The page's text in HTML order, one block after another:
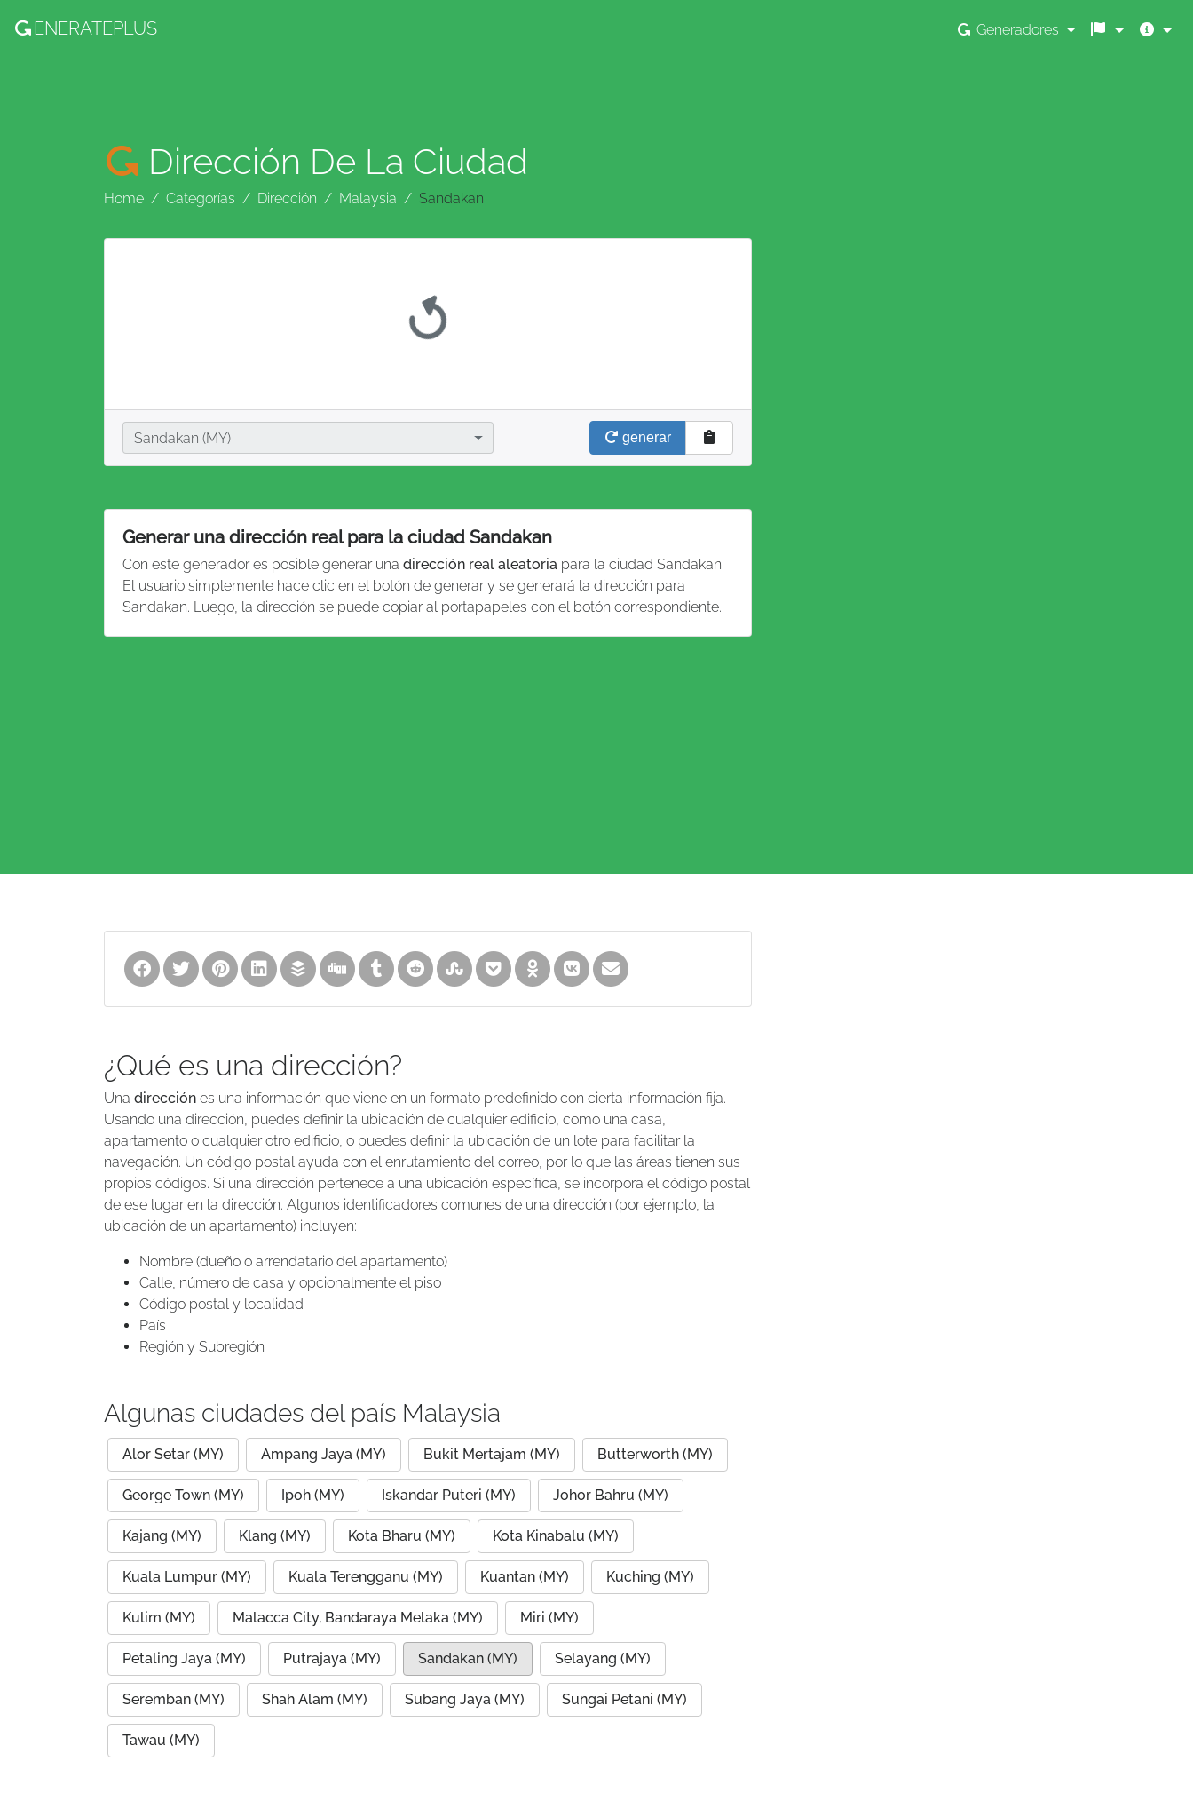
ENERATEPLUS Generadores
Dirección De La Ciudad
Home Categorías Dirección Malaysia Sandakan
Ciudad
Sandakan (MY)
generar
Generar una dirección real para la ciudad Sandakan
Con este generador es posible generar una dirección real aleatoria para la ciudad Sandakan.
El usuario simplemente hace clic en el botón de generar y se generará la dirección para
Sandakan. Luego, la dirección se puede copiar al portapapeles con el botón correspondiente.
¿Qué es una dirección?
Una dirección es una información que viene en un formato predefinido con cierta información fija.
Usando una dirección, puedes definir la ubicación de cualquier edificio, como una casa,
apartamento o cualquier otro edificio, o puedes definir la ubicación de un lote para facilitar la
navegación. Un código postal ayuda con el enrutamiento del correo, por lo que las áreas tienen sus
propios códigos. Si una dirección pertenece a una ubicación específica, se incorpora el código postal
de ese lugar en la dirección. Algunos identificadores comunes de una dirección (por ejemplo, la
ubicación de un apartamento) incluyen:
Nombre (dueño o arrendatario del apartamento)
Calle, número de casa y opcionalmente el piso
Código postal y localidad
País
Región y Subregión
Algunas ciudades del país Malaysia
Alor Setar (MY) Ampang Jaya (MY) Bukit Mertajam (MY) Butterworth (MY)
George Town (MY) Ipoh (MY) Iskandar Puteri (MY) Johor Bahru (MY)
Kajang (MY) Klang (MY) Kota Bharu (MY) Kota Kinabalu (MY)
Kuala Lumpur (MY) Kuala Terengganu (MY) Kuantan (MY) Kuching (MY)
Kulim (MY) Malacca City, Bandaraya Melaka (MY) Miri (MY)
Petaling Jaya (MY) Putrajaya (MY) Sandakan (MY) Selayang (MY)
Seremban (MY) Shah Alam (MY) Subang Jaya (MY) Sungai Petani (MY)
Tawau (MY)